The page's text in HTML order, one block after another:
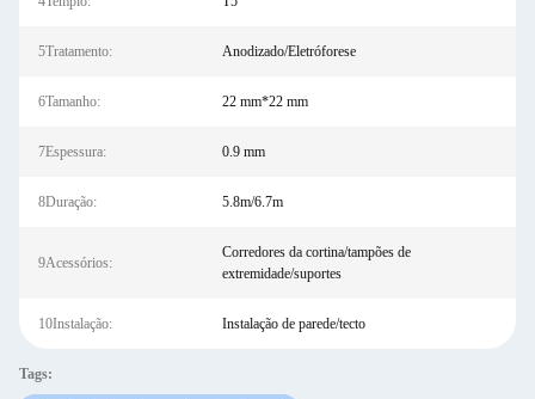
5Tratamento: Anodizado/Eletróforese
6Tamanho: 22 mm*22 mm
7Espessura: 0.9 mm
8Duração: 5.8m/6.7m
9Acessórios:
Corredores da cortina/tampões de
extremidade/suportes
10Instalação: Instalação de parede/tecto
Tags: